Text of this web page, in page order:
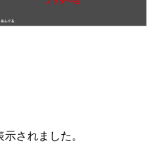
されました。